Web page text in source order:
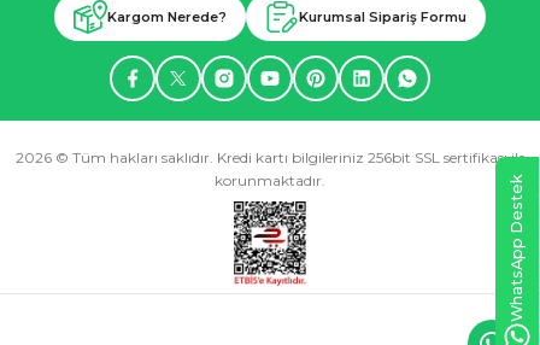
Kargom Nerede? Kurumsal Sipariş Formu
2026 © Tüm hakları saklıdır. Kredi kartı bilgileriniz 256bit SSL sertifikası ile
korunmaktadır.
WhatsApp Destek